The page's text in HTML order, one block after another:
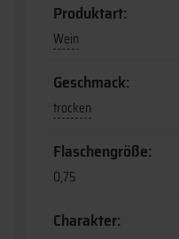
Produktart:
Wein
Geschmack:
trocken
Flaschengröße:
0,75
Charakter: